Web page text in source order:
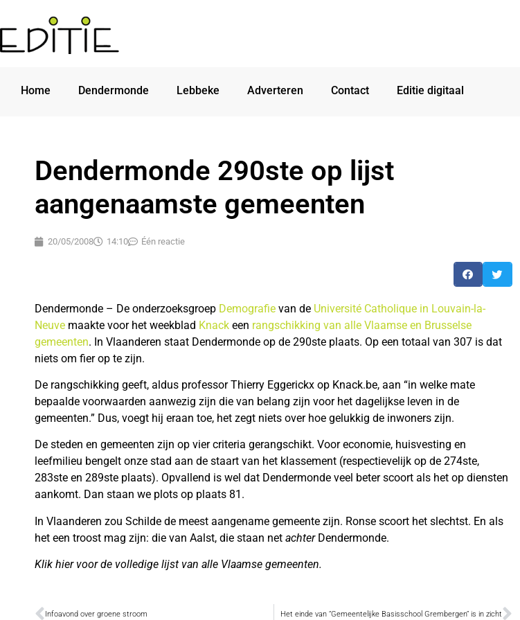
Home Dendermonde Lebbeke Adverteren Contact Editie digitaal
Dendermonde 290ste op lijst
aangenaamste gemeenten
20/05/2008 14:10 Één reactie
Dendermonde – De onderzoeksgroep Demografie van de Université Catholique in Louvain-la-
Neuve maakte voor het weekblad Knack een rangschikking van alle Vlaamse en Brusselse
gemeenten. In Vlaanderen staat Dendermonde op de 290ste plaats. Op een totaal van 307 is dat
niets om fier op te zijn.
De rangschikking geeft, aldus professor Thierry Eggerickx op Knack.be, aan “in welke mate
bepaalde voorwaarden aanwezig zijn die van belang zijn voor het dagelijkse leven in de
gemeenten.” Dus, voegt hij eraan toe, het zegt niets over hoe gelukkig de inwoners zijn.
De steden en gemeenten zijn op vier criteria gerangschikt. Voor economie, huisvesting en
leefmilieu bengelt onze stad aan de staart van het klassement (respectievelijk op de 274ste,
283ste en 289ste plaats). Opvallend is wel dat Dendermonde veel beter scoort als het op diensten
aankomt. Dan staan we plots op plaats 81.
In Vlaanderen zou Schilde de meest aangename gemeente zijn. Ronse scoort het slechtst. En als
het een troost mag zijn: die van Aalst, die staan net achterDendermonde.
Klik hier voor de volledige lijst van alle Vlaamse gemeenten.
Infoavond over groene stroom Het einde van “Gemeentelijke Basisschool Grembergen” is in zicht